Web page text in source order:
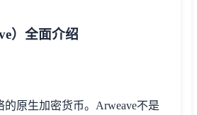
）全面介绍
的原生加密货币。Arweave不是